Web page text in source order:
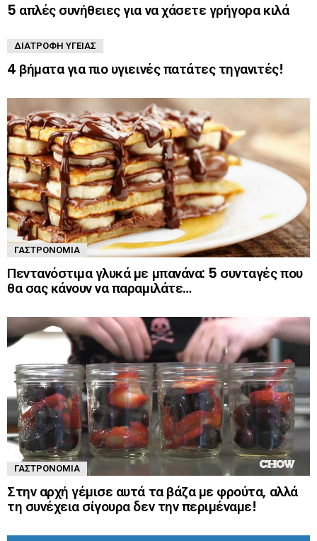
5 απλές συνήθειες για να χάσετε γρήγορα κιλά
ΔΙΑΤΡΟΦΉ ΥΓΕΊΑΣ
4 βήματα για πιο υγιεινές πατάτες τηγανιτές!
ΓΑΣΤΡΟΝΟΜΊΑ
Πεντανόστιμα γλυκά με μπανάνα: 5 συνταγές που
θα σας κάνουν να παραμιλάτε…
ΓΑΣΤΡΟΝΟΜΊΑ
Στην αρχή γέμισε αυτά τα βάζα με φρούτα, αλλά
τη συνέχεια σίγουρα δεν την περιμέναμε!